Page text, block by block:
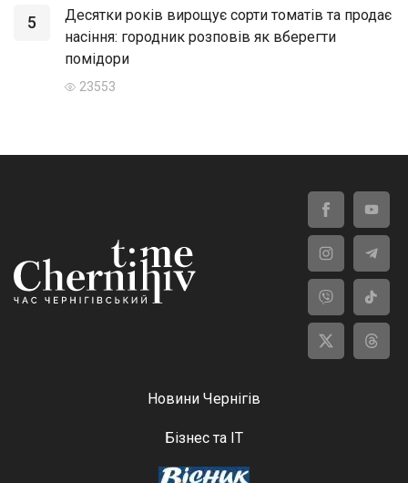
5
Десятки років вирощує сорти томатів та продає
насіння: городник розповів як вберегти
помідори
23553
Новини Чернігів
Бізнес та ІТ